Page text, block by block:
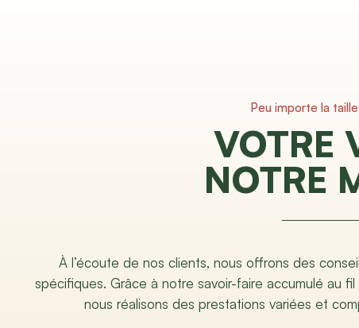
Peu importe la
VOTRE
NOTRE
À l’écoute de nos clients, nous offrons des
spécifiques. Grâce à notre savoir-faire accumulé au
nous réalisons des prestations variées et